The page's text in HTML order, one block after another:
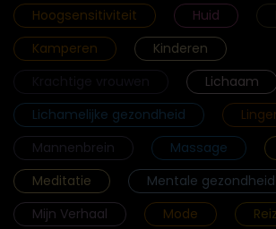
Hoogsensitiviteit
Huid
Kamperen
Kinderen
Lichaam
Lichamelijke gezondheid
Mannenbrein
Massage
Meditatie
Mentale gezondheid
Mijn Verhaal
Mode